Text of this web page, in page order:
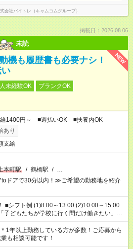
会社バイトレ（キャムコムグループ）
掲載日：2026.08.06
未読
NEW
も履歴書も必要ナシ！
い
未経験OK
ブランクOK
給1400円～ ■週払いOK ■扶養内OK
あり
支給
本町駅 / 鶴橋駅 / …
ドアで30分以内！≫ご希望の勤務地を紹介
の準備がしたい」 「午前中は働いて、午後
時間にしたい」 など、ご希望を教えてくださ
仕事の勤務時間。 合計で週40時間を超える
＊1年以上勤務している方が多数！ご応募から
も相談可能です！